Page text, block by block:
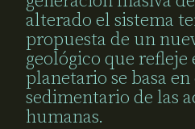
alterado el sistema
propuesta de un
geológico que refleje
planetario se basa
sedimentario de las
humanas.